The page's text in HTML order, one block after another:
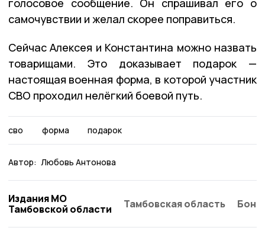
голосовое сообщение. Он спрашивал его о
самочувствии и желал скорее поправиться.
Сейчас Алексея и Константина можно назвать
товарищами. Это доказывает подарок —
настоящая военная форма, в которой участник
СВО проходил нелёгкий боевой путь.
сво форма подарок
Автор: Любовь Антонова
Издания МО
Тамбовской области
Тамбовская область